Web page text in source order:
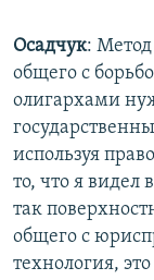
Auto
Осадчук: Метод
общего с
олигархами
используя
то, что я видел
так
общего с
технология,